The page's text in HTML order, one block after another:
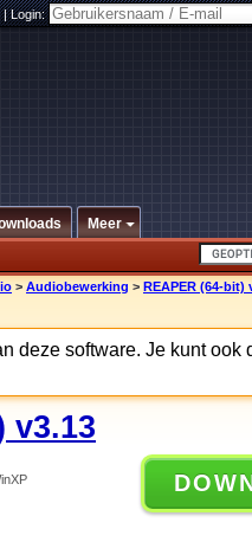
|Login:
Meer
> Audiobewerking > REAPER (64-bit)
deze software. Je kunt ook
v3.13